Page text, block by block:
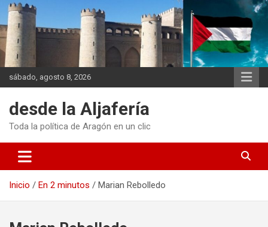
Saltar
contenido
sábado, agosto 8, 2026
desde la Aljafería
Toda la política de Aragón en un clic
Inicio En 2 minutos Marian Rebolledo